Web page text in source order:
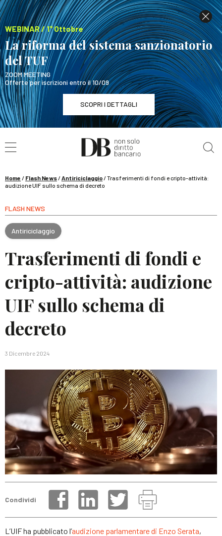
WEBINAR / 1° Ottobre
La riforma del sistema sanzionatorio
del TUF
ZOOM MEETING
Offerte per iscrizioni entro il 10/09
SCOPRI I DETTAGLI
WEBINAR / 1° Ottobre
La riforma del sistema sanzionatorio del TUF
Home / Flash News/Antiriciclaggio/Trasferimenti di fondi e cripto-attività:
audizione UIF sullo schema di decreto
FLASH NEWS
Antiriciclaggio
Trasferimenti di fondi e
cripto-attività: audizione
UIF sullo schema di
decreto
3 Dicembre 2024
Condividi
L’UIF ha pubblicato l’audizione parlamentare di Enzo Serata,